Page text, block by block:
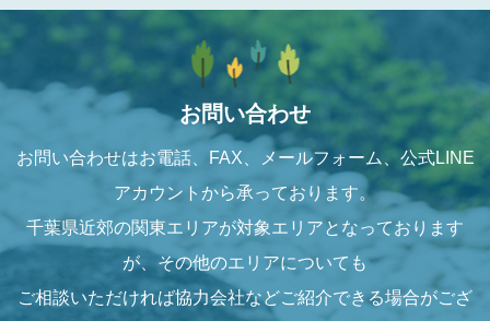
お問い合わせ
お問い合わせはお電話、FAX、メールフォーム、公式LINE
アカウントから承っております。
千葉県近郊の関東エリアが対象エリアとなっております
が、その他のエリアについても
ご相談いただければ協力会社などご紹介できる場合がござ